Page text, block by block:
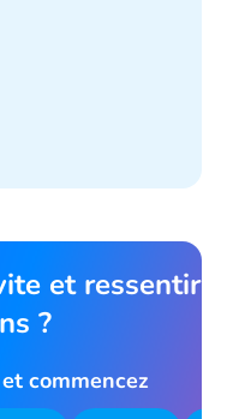
et ressentir
?
commencez